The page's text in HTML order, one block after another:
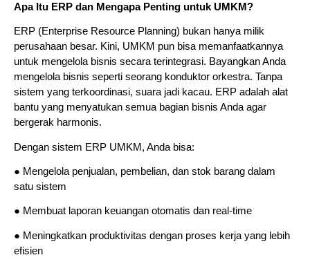
Apa Itu ERP dan Mengapa Penting untuk UMKM?
ERP (Enterprise Resource Planning) bukan hanya milik
perusahaan besar. Kini, UMKM pun bisa memanfaatkannya
untuk mengelola bisnis secara terintegrasi. Bayangkan Anda
mengelola bisnis seperti seorang konduktor orkestra. Tanpa
sistem yang terkoordinasi, suara jadi kacau. ERP adalah alat
bantu yang menyatukan semua bagian bisnis Anda agar
bergerak harmonis.
Dengan sistem ERP UMKM, Anda bisa:
● Mengelola penjualan, pembelian, dan stok barang dalam
satu sistem
● Membuat laporan keuangan otomatis dan real-time
● Meningkatkan produktivitas dengan proses kerja yang lebih
efisien